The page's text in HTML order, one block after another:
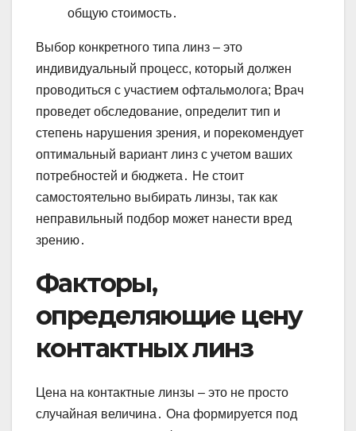
общую стоимость․
Выбор конкретного типа линз – это
индивидуальный процесс, который должен
проводиться с участием офтальмолога; Врач
проведет обследование, определит тип и
степень нарушения зрения, и порекомендует
оптимальный вариант линз с учетом ваших
потребностей и бюджета․ Не стоит
самостоятельно выбирать линзы, так как
неправильный подбор может нанести вред
зрению․
Факторы,
определяющие цену
контактных линз
Цена на контактные линзы – это не просто
случайная величина․ Она формируется под